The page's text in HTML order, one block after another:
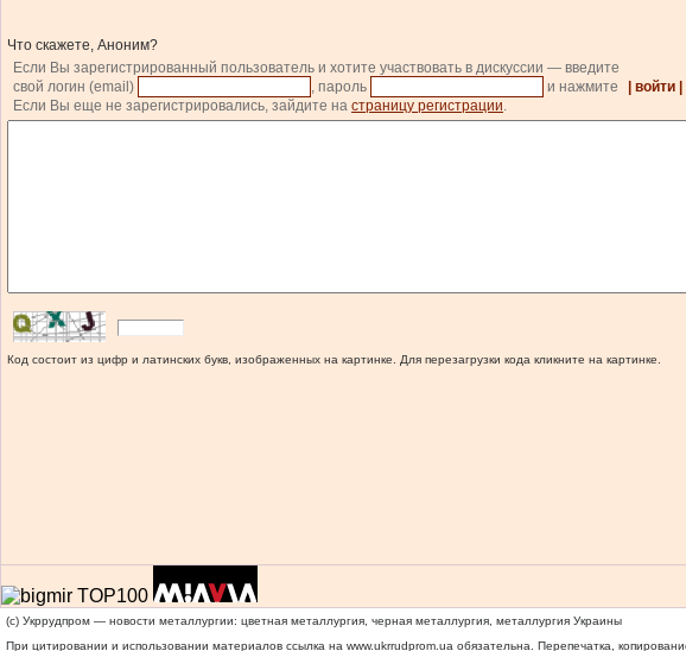
Что скажете, Аноним?
Если Вы зарегистрированный пользователь и хотите участвовать в дискуссии — введите
свой логин (email)
, пароль и нажмите | войти |
Если Вы еще не зарегистрировались, зайдите на страницу регистрации.
Код состоит из цифр и латинских букв, изображенных на картинке. Для перезагрузки кода кликните на картинке.
(c) Укррудпром — новости металлургии: цветная металлургия, черная металлургия, металлургия Украины
При цитировании и использовании материалов ссылка на www.ukrrudprom.ua обязательна. Перепечатка,